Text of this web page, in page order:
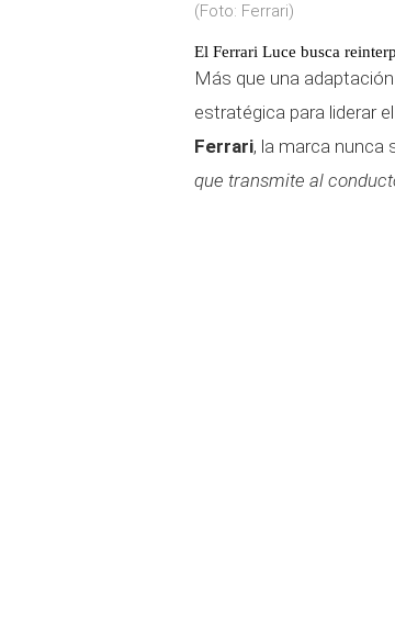
(Foto: Ferrari)
El Ferrari Luce busca
Más que una
estratégica para liderar
Ferrari, la marca nunca
que transmite al